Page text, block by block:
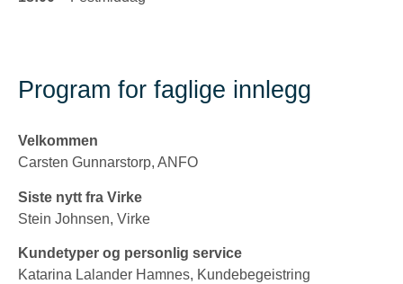
Program for faglige innlegg
Velkommen
Carsten Gunnarstorp, ANFO
Siste nytt fra Virke
Stein Johnsen, Virke
Kundetyper og personlig service
Katarina Lalander Hamnes, Kundebegeistring